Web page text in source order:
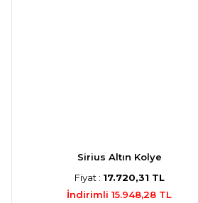
Sirius Altın Kolye
Fiyat : 17.720,31 TL
İndirimli 15.948,28 TL